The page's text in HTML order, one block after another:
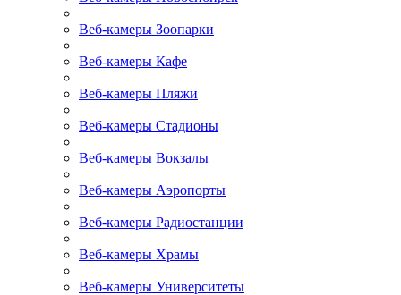
Веб-камеры Зоопарки
Веб-камеры Кафе
Веб-камеры Пляжи
Веб-камеры Стадионы
Веб-камеры Вокзалы
Веб-камеры Аэропорты
Веб-камеры Радиостанции
Веб-камеры Храмы
Веб-камеры Университеты